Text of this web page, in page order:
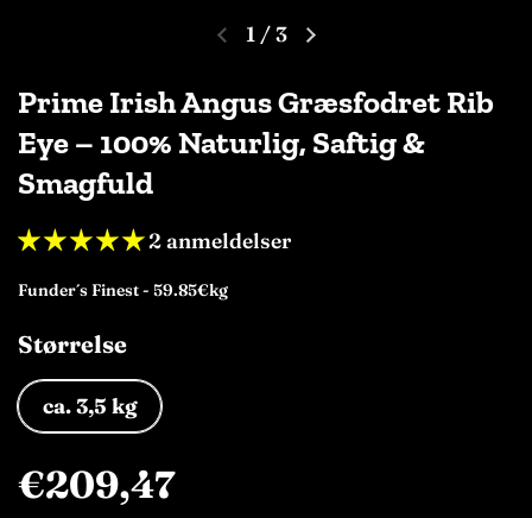
1 /3
Prime Irish Angus Græsfodret Rib
Eye – 100% Naturlig, Saftig &
Smagfuld
2 anmeldelser
Funder´s Finest - 59.85€kg
Størrelse
ca. 3,5 kg
€209,47